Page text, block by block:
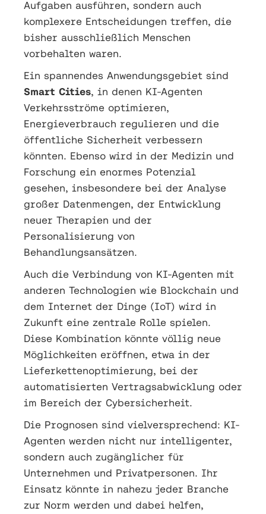
Aufgaben ausführen, sondern auch
komplexere Entscheidungen treffen, die
bisher ausschließlich Menschen
vorbehalten waren.
Ein spannendes Anwendungsgebiet sind
Smart Cities, in denen KI-Agenten
Verkehrsströme optimieren,
Energieverbrauch regulieren und die
öffentliche Sicherheit verbessern
könnten. Ebenso wird in der Medizin und
Forschung ein enormes Potenzial
gesehen, insbesondere bei der Analyse
großer Datenmengen, der Entwicklung
neuer Therapien und der
Personalisierung von
Behandlungsansätzen.
Auch die Verbindung von KI-Agenten mit
anderen Technologien wie Blockchain und
dem Internet der Dinge (IoT) wird in
Zukunft eine zentrale Rolle spielen.
Diese Kombination könnte völlig neue
Möglichkeiten eröffnen, etwa in der
Lieferkettenoptimierung, bei der
automatisierten Vertragsabwicklung oder
im Bereich der Cybersicherheit.
Die Prognosen sind vielversprechend: KI-
Agenten werden nicht nur intelligenter,
sondern auch zugänglicher für
Unternehmen und Privatpersonen. Ihr
Einsatz könnte in nahezu jeder Branche
zur Norm werden und dabei helfen,